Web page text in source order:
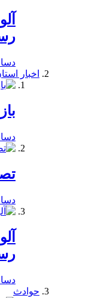
دسامبر
اخبار
دسامبر
دسامبر
دسامبر
حوادث